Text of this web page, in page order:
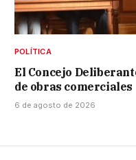
POLÍTICA
El Concejo
de obras comerciales
6 de agosto de 2026